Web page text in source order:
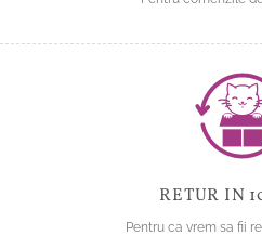
RETUR IN
Pentru ca vrem sa fii